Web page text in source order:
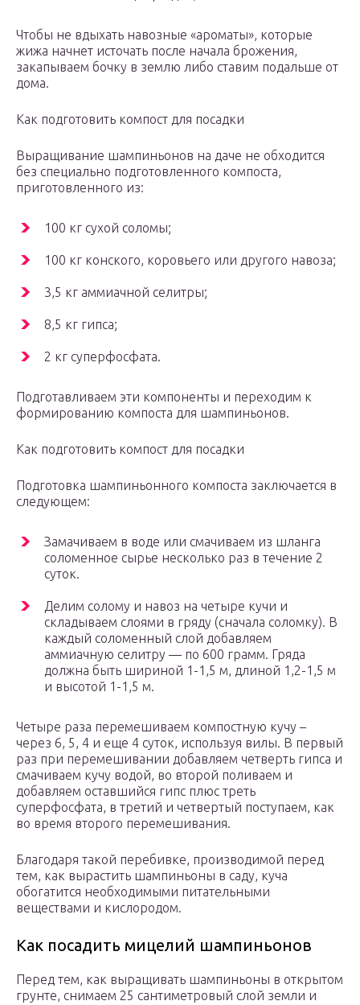
Чтобы не вдыхать навозные «ароматы», которые
жижа начнет источать после начала брожения,
закапываем бочку в землю либо ставим подальше от
дома.
Как подготовить компост для посадки
Выращивание шампиньонов на даче не обходится
без специально подготовленного компоста,
приготовленного из:
100 кг сухой соломы;
100 кг конского, коровьего или другого навоза;
3,5 кг аммиачной селитры;
8,5 кг гипса;
2 кг суперфосфата.
Подготавливаем эти компоненты и переходим к
формированию компоста для шампиньонов.
Как подготовить компост для посадки
Подготовка шампиньонного компоста заключается в
следующем:
Замачиваем в воде или смачиваем из шланга
соломенное сырье несколько раз в течение 2
суток.
Делим солому и навоз на четыре кучи и
складываем слоями в гряду (сначала соломку). В
каждый соломенный слой добавляем
аммиачную селитру — по 600 грамм. Гряда
должна быть шириной 1-1,5 м, длиной 1,2-1,5 м
и высотой 1-1,5 м.
Четыре раза перемешиваем компостную кучу –
через 6, 5, 4 и еще 4 суток, используя вилы. В первый
раз при перемешивании добавляем четверть гипса и
смачиваем кучу водой, во второй поливаем и
добавляем оставшийся гипс плюс треть
суперфосфата, в третий и четвертый поступаем, как
во время второго перемешивания.
Благодаря такой перебивке, производимой перед
тем, как вырастить шампиньоны в саду, куча
обогатится необходимыми питательными
веществами и кислородом.
Как посадить мицелий шампиньонов
Перед тем, как выращивать шампиньоны в открытом
грунте, снимаем 25 сантиметровый слой земли и